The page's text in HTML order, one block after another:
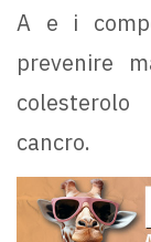
A e i
prevenire
cancro.